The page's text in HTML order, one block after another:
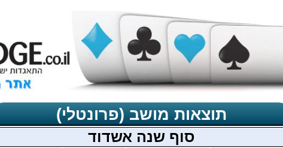
תוצאות מושב (פרונטלי)
סוף שנה אשדוד